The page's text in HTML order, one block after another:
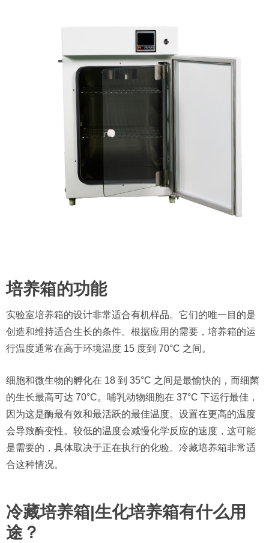
培养箱的功能
实验室培养箱的设计非常适合有机样品。它们的唯一目的是
创造和维持适合生长的条件。根据应用的需要，培养箱的运
行温度通常在高于环境温度 15 度到 70°C 之间。
细胞和微生物的孵化在 18 到 35°C 之间是最愉快的，而细菌
的生长最高可达 70°C。哺乳动物细胞在 37°C 下运行最佳，
因为这是酶最有效和最活跃的最佳温度。设置在更高的温度
会导致酶变性。较低的温度会减慢化学反应的速度，这可能
是需要的，具体取决于正在执行的化验。冷藏培养箱非常适
合这种情况。
冷藏培养箱|生化培养箱有什么用
途？